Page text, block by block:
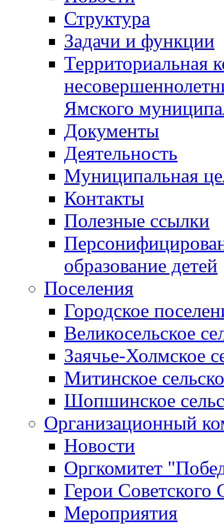
Структура
Задачи и функции
Территориальная
Ямского
Документы
Деятельность
Муниципальная
Контакты
Полезные ссылки
образование детей
Поселения
Городское
Великосельское
Заячье-Холмское
Митинское
Шопшинское
Организационный
Новости
Оргкомитет
Герои Советского
Мероприятия